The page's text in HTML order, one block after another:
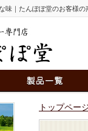
味｜たんぽぽ堂のお客様の
トップペー